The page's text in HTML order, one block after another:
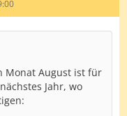
Monat August ist für
Jahr, wo